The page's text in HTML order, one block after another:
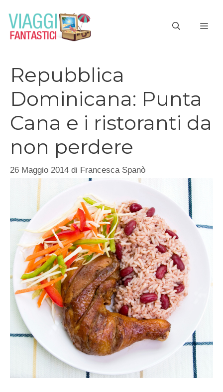
contenuto
Repubblica
Dominicana: Punta
Cana e i ristoranti da
non perdere
26 Maggio 2014 di Francesca Spanò